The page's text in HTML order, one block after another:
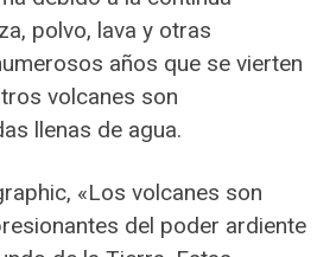
polvo, lava y otras
años que se vierten
volcanes son
llenas de agua.
«Los volcanes son
del poder ardiente